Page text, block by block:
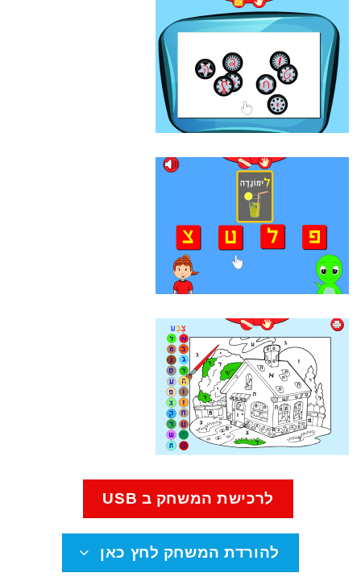
לרכישת המשחק ב USB
להורדת המשחק לחץ כאן